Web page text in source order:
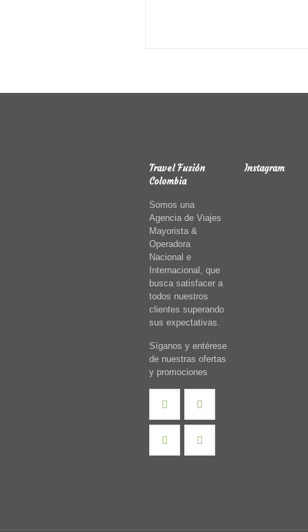
Travel Fusión
Colombia
Somos una
Agencia de Viajes
Mayorista &
Operadora
Nacional e
Internacional, que
busca satisfacer a
todos nuestros
clientes superando
sus expectativas.
Síganos y entérese
de nuestras ofertas
y promociones
Instagram